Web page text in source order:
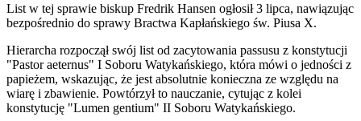
List w tej sprawie biskup Fredrik Hansen ogłosił 3 lipca, nawiązując
bezpośrednio do sprawy Bractwa Kapłańskiego św. Piusa X.
Hierarcha rozpoczął swój list od zacytowania passusu z konstytucji
"Pastor aeternus" I Soboru Watykańskiego, która mówi o jedności z
papieżem, wskazując, że jest absolutnie konieczna ze względu na
wiarę i zbawienie. Powtórzył to nauczanie, cytując z kolei
konstytucję "Lumen gentium" II Soboru Watykańskiego.